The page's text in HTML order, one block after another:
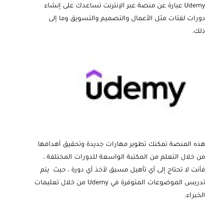
Udemy عبارة عن منصة عبر الإنترنت تساعدك على إنشاء
دورات لفئات مثل الأعمال والتصميم والتسويق وما إلى
ذلك.
هذه المنصة تمكنك تطوير مهارات جديدة وتحقيق أهدافها
من خلال التعلم من المكتبة الواسعة للدورات المختلفة ،
فأنت لا تحتاج إلى أي تأهيل مسبق لأخذ أي دورة ، حيث يتم
تدريس الموضوعات المتوفرة في Udemy من خلال تعليمات
الخبراء.